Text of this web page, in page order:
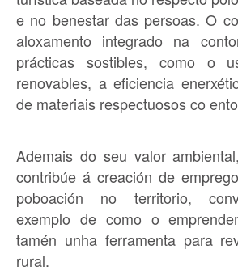
e no benestar das persoas. O
aloxamento integrado na
prácticas sostibles, como o
renovables, a eficiencia
de materiais respectuosos co
Ademais do seu valor
contribúe á creación de
poboación no territorio,
exemplo de como o
tamén unha ferramenta para
rural.